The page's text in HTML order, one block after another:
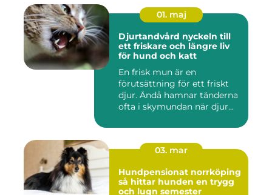
01. maj
Djurtandvård nyckeln till
ett friskare och längre liv
för hund och katt
En frisk mun är en
förutsättning för ett friskt
djur. Ändå hamnar tänderna
ofta i skymundan när djur...
03. mar
Hundpensionat norrköping
så hittar hunden en trygg
och lugn semester